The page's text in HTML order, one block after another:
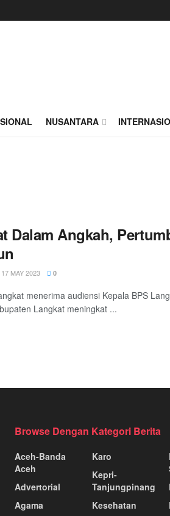
NUSANTARA
Dalam Angkah,
17 MAY 2023 0
menerima audiensi Kepala BPS
Langkat meningkat ...
Browse Dengan Kategori Berita
Aceh-Banda
Aceh
Advertorial
Agama
Karo
Kepri-
Tanjungpinang
Kesehatan